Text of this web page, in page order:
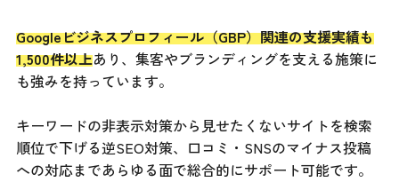
Googleビジネスプロフィール（GBP）関連の支援実績も
1,500件以上あり、集客やブランディングを支える施策に
も強みを持っています。
キーワードの非表示対策から見せたくないサイトを検索
順位で下げる逆SEO対策、口コミ・SNSのマイナス投稿
への対応まであらゆる面で総合的にサポート可能です。